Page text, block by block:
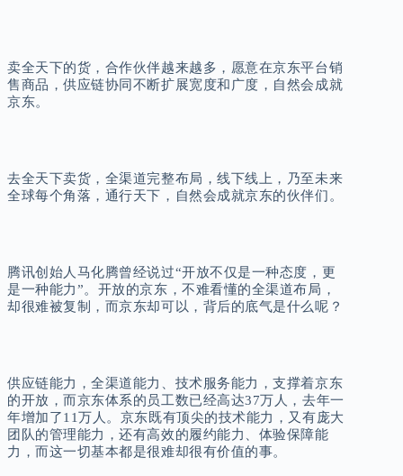
卖全天下的货，合作伙伴越来越多，愿意在京东平台销
售商品，供应链协同不断扩展宽度和广度，自然会成就
京东。
去全天下卖货，全渠道完整布局，线下线上，乃至未来
全球每个角落，通行天下，自然会成就京东的伙伴们。
腾讯创始人马化腾曾经说过“开放不仅是一种态度，更
是一种能力”。开放的京东，不难看懂的全渠道布局，
却很难被复制，而京东却可以，背后的底气是什么呢？
供应链能力，全渠道能力、技术服务能力，支撑着京东
的开放，而京东体系的员工数已经高达37万人，去年一
年增加了11万人。京东既有顶尖的技术能力，又有庞大
团队的管理能力，还有高效的履约能力、体验保障能
力，而这一切基本都是很难却很有价值的事。